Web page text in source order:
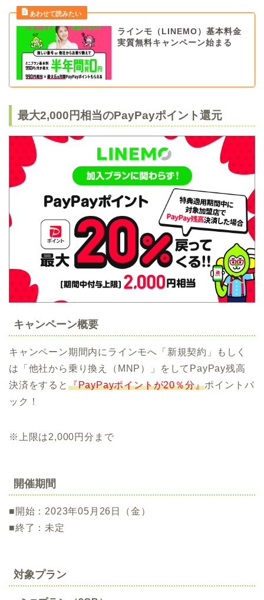
ラインモ（LINEMO）基本料金
実質無料キャンペーン始まる
最大2,000円相当のPayPayポイント還元
キャンペーン概要
キャンペーン期間内にラインモへ「新規契約」もしく
は「他社から乗り換え（MNP）」をしてPayPay残高
決済をすると 『PayPayポイントが20％分』ポイントバ
ック！
※上限は2,000円分まで
開催期間
■開始：2023年05月26日（金）
■終了：未定
対象プラン